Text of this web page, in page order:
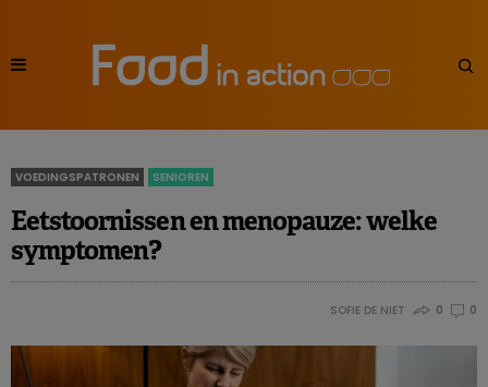
VOEDINGSPATRONEN SENIOREN
Eetstoornissen en menopauze: welke
symptomen?
SOFIE DE NIET 0 0